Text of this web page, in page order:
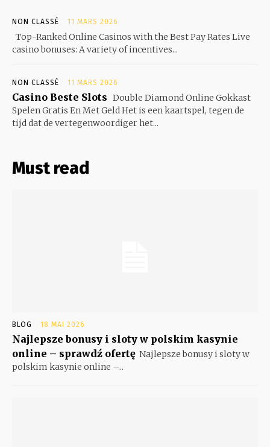
NON CLASSÉ 11 MARS 2026
Top-Ranked Online Casinos with the Best Pay Rates Live
casino bonuses: A variety of incentives...
NON CLASSÉ 11 MARS 2026
Casino Beste Slots Double Diamond Online Gokkast
Spelen Gratis En Met Geld Het is een kaartspel, tegen de
tijd dat de vertegenwoordiger het...
Must read
BLOG 18 MAI 2026
Najlepsze bonusy i sloty w polskim kasynie
online – sprawdź ofertę Najlepsze bonusy i sloty w
polskim kasynie online –...